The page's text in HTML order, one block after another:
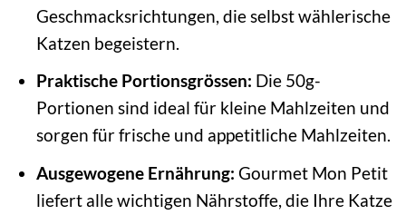
Geschmacksrichtungen, die selbst wählerische
Katzen begeistern.
Praktische Portionsgrössen: Die 50g-
Portionen sind ideal für kleine Mahlzeiten und
sorgen für frische und appetitliche Mahlzeiten.
Ausgewogene Ernährung: Gourmet Mon Petit
liefert alle wichtigen Nährstoffe, die Ihre Katze